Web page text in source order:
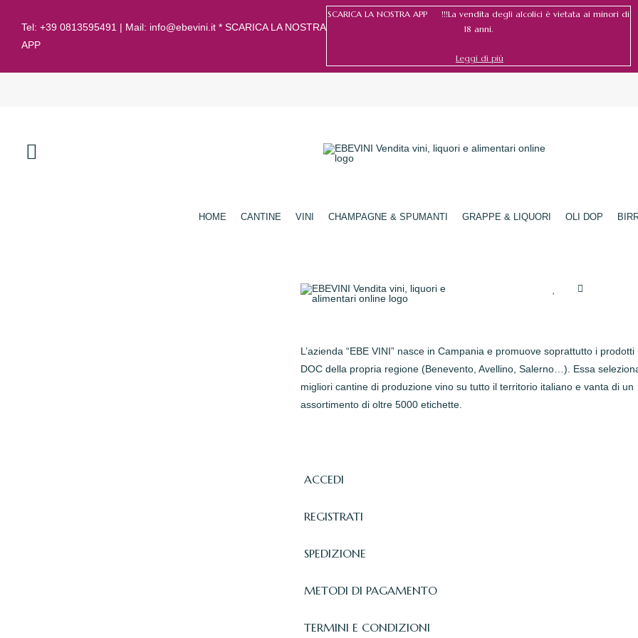
Tel: +39 0813595491 | Mail: info@ebevini.it * SCARICA LA NOSTRA
APP
SCARICA LA NOSTRA APP !!!La vendita degli alcolici è vietata ai minori di
18 anni.
Leggi di più
HOME CANTINE VINI CHAMPAGNE & SPUMANTI GRAPPE & LIQUORI OLI DOP
L’azienda “EBE VINI” nasce in Campania e promuove soprattutto i prodotti
DOC della propria regione (Benevento, Avellino, Salerno…). Essa
migliori cantine di produzione vino su tutto il territorio italiano e vanta di un
assortimento di oltre 5000 etichette.
ACCEDI
REGISTRATI
SPEDIZIONE
METODI DI PAGAMENTO
TERMINI E CONDIZIONI